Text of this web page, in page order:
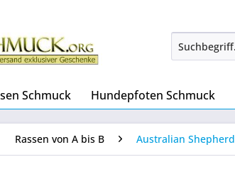
Schmuck Hundepfoten Schmuck
Rassen von A bis B Australian Shepherd